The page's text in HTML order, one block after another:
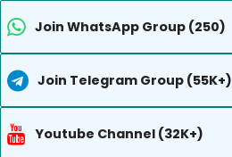
Join WhatsApp Group (250)
Join Telegram Group (55K+)
Youtube Channel (32K+)